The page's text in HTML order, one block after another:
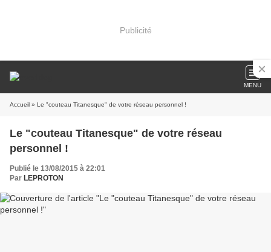
Publicité
MENU
Accueil » Le "couteau Titanesque" de votre réseau personnel !
Le "couteau Titanesque" de votre réseau
personnel !
Publié le 13/08/2015 à 22:01
Par LEPROTON